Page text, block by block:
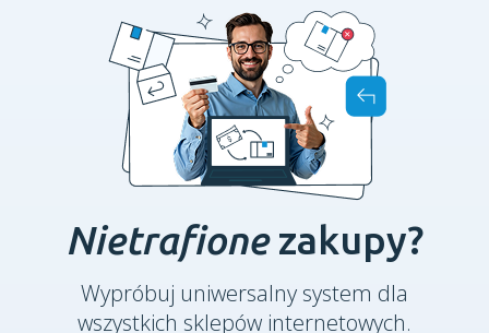
Nietrafionezakupy?
Wypróbuj uniwersalny system dla
wszystkich sklepów internetowych.